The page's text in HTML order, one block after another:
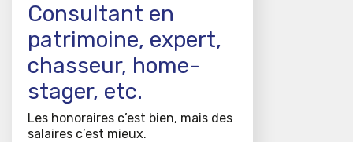
Consultant en
patrimoine, expert,
chasseur, home-
stager, etc.
Les honoraires c’est bien, mais des
salaires c’est mieux.